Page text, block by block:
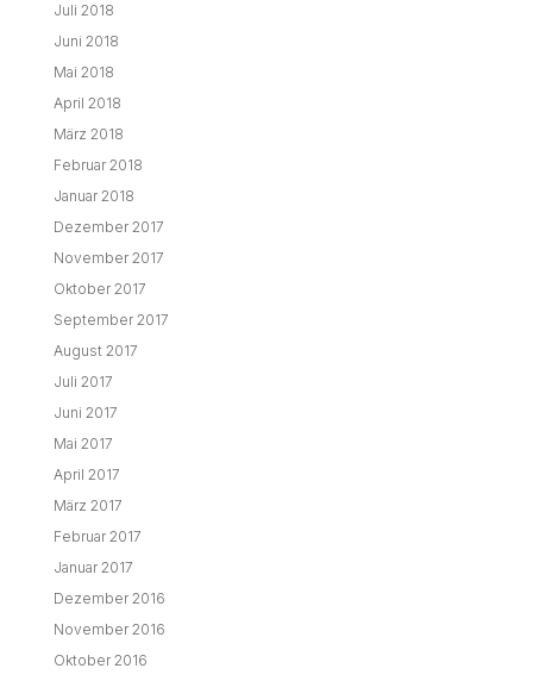
Juli 2018
Juni 2018
Mai 2018
April 2018
März 2018
Februar 2018
Januar 2018
Dezember 2017
November 2017
Oktober 2017
September 2017
August 2017
Juli 2017
Juni 2017
Mai 2017
April 2017
März 2017
Februar 2017
Januar 2017
Dezember 2016
November 2016
Oktober 2016